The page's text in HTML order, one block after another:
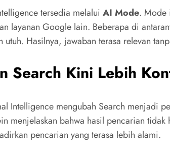
tersedia melalui AI Mode. Mode
layanan Google lain. Beberapa di
utuh. Hasilnya, jawaban terasa relevan
Search Kini Lebih
Intelligence mengubah Search menjadi
menjelaskan bahwa hasil pencarian
pencarian yang terasa lebih alami.